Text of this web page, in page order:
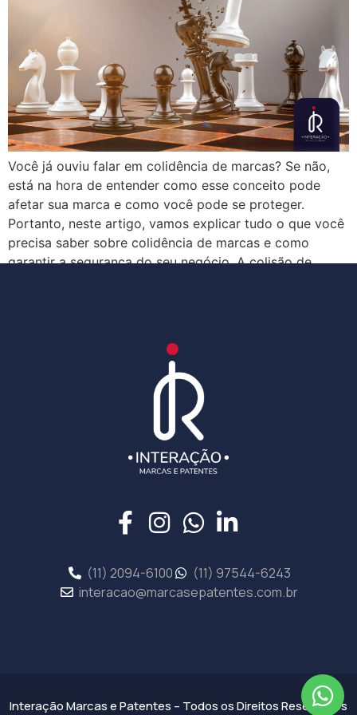
Você já ouviu falar em colidência de marcas? Se não,
está na hora de entender como esse conceito pode
afetar sua marca e como você pode se proteger.
Portanto, neste artigo, vamos explicar tudo o que você
precisa saber sobre colidência de marcas e como
garantir a segurança do seu negócio. A colisão de
(11) 2094-6100
(11) 97544-6243
interacao@marcasepatentes.com.br
Interação Marcas e Patentes – Todos os Direitos Reservados